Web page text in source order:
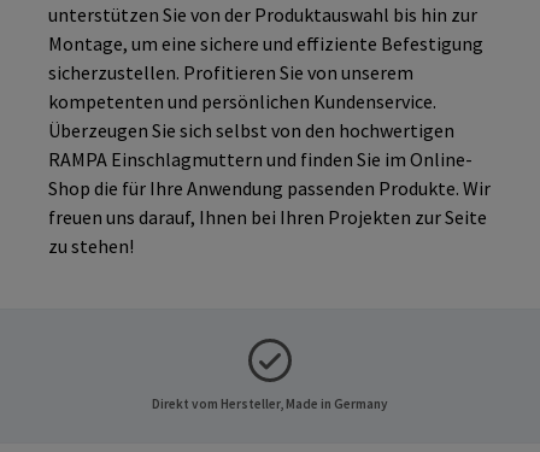
unterstützen Sie von der Produktauswahl bis hin zur
Montage, um eine sichere und effiziente Befestigung
sicherzustellen. Profitieren Sie von unserem
kompetenten und persönlichen Kundenservice.
Überzeugen Sie sich selbst von den hochwertigen
RAMPA Einschlagmuttern und finden Sie im Online-
Shop die für Ihre Anwendung passenden Produkte. Wir
freuen uns darauf, Ihnen bei Ihren Projekten zur Seite
zu stehen!
Direkt vom Hersteller, Made in Germany